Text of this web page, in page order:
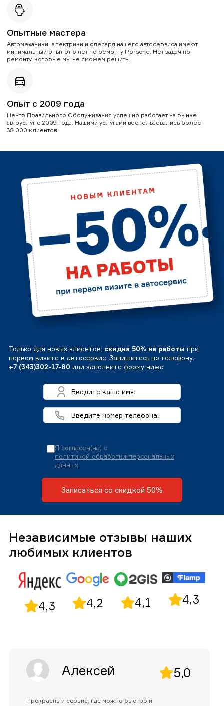
Опытные мастера
Автомеханики, электрики и слесаря нашего автосервиса имеют
минимальный опыт от 6 лет по ремонту Porsche. Нет задач по
ремонту, которые мы не сможем решить.
Опыт с 2009 года
Центр Правильного Обслуживания успешно работает на рынке
автоуслуг с 2009 года. Нашими услугами воспользовались более
38 000 клиентов.
Только для новых клиентов: скидка 50% на работы при
первом визите в автосервис. Запишитесь по телефону:
+7 (343)302-17-80 или заполните форму ниже
Я согласен(на) с
политикой обработки персональных
данных
Записаться со скидкой 50%
Независимые отзывы наших
любимых клиентов
4,3 4,2 4,1 4,3
Алексей 5,0
Прекрасный сервис, где можно быстро и